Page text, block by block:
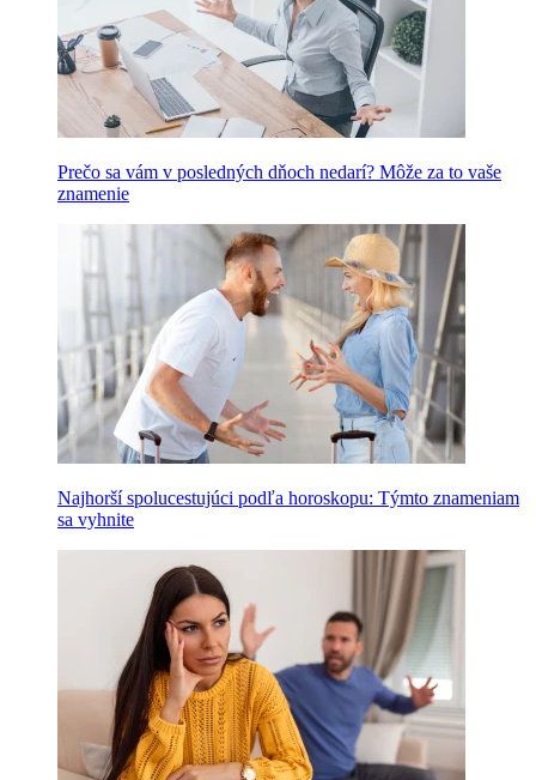
Prečo sa vám v posledných dňoch nedarí? Môže za to vaše
znamenie
Najhorší spolucestujúci podľa horoskopu: Týmto znameniam
sa vyhnite